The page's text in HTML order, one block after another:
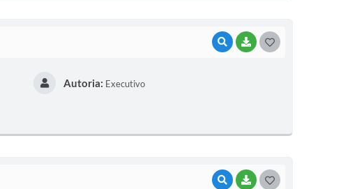
VISUALIZAR
BAIXAR
Autoria: Executivo
VISUALIZAR
BAIXAR